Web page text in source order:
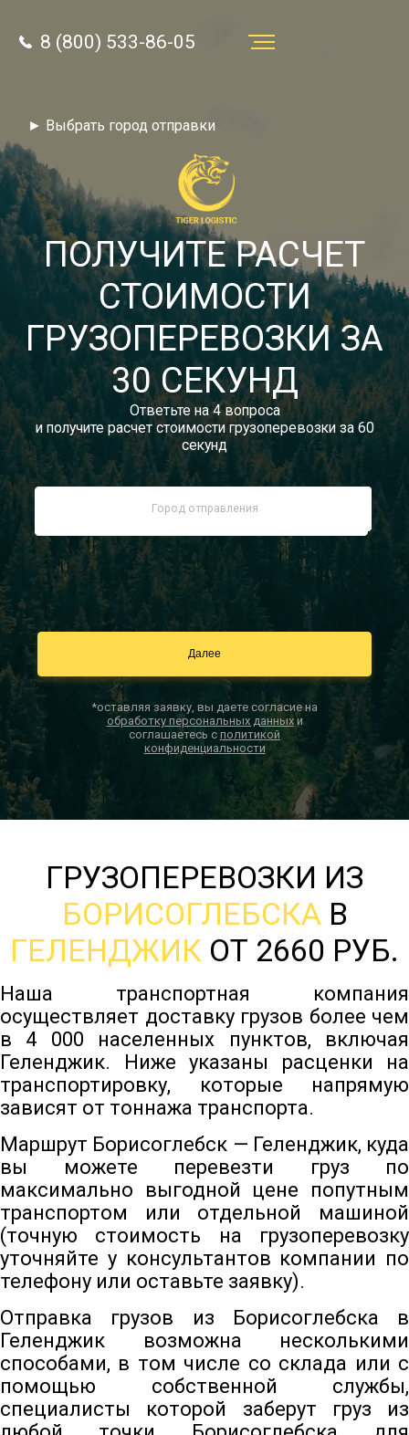
8 (800) 533-86-05
Звонок по России бесплатный
autotransport24@yandex.ru
Заказать звонок
Тарифы
Отзывы
Статьи
Новости
Документы
Контакты
► Выбрать город отправки
8 (800) 533-86-05
ПОЛУЧИТЕ РАСЧЕТ
СТОИМОСТИ
ГРУЗОПЕРЕВОЗКИ ЗА
30 СЕКУНД
Ответьте на 4 вопроса
и получите расчет стоимости грузоперевозки за 60
секунд
*оставляя заявку, вы даете согласие на
обработку персональных данныхи
соглашаетесь с политикой
конфиденциальности
ГРУЗОПЕРЕВОЗКИ ИЗ
БОРИСОГЛЕБСКАВ
ГЕЛЕНДЖИК ОТ 2660 РУБ.
Наша транспортная компания
осуществляет доставку грузов более чем
в 4 000 населенных пунктов, включая
Геленджик. Ниже указаны расценки на
транспортировку, которые напрямую
зависят от тоннажа транспорта.
Маршрут Борисоглебск — Геленджик, куда
вы можете перевезти груз по
максимально выгодной цене попутным
транспортом или отдельной машиной
(точную стоимость на грузоперевозку
уточняйте у консультантов компании по
телефону или оставьте заявку).
Отправка грузов из Борисоглебска в
Геленджик возможна несколькими
способами, в том числе со склада или с
помощью собственной службы,
специалисты которой заберут груз из